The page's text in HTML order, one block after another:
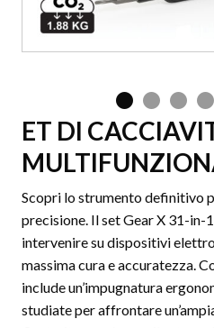
ET DI
Scopri lo strumento definitivo
precisione. Il set Gear X 31-
intervenire su dispositivi
massima cura e accuratezza.
include un’impugnatura
studiate per affrontare